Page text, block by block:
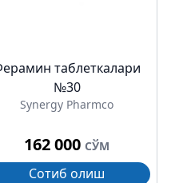
таблеткалари
№30
Synergy Pharmco
162 000 СЎМ
Сотиб олиш